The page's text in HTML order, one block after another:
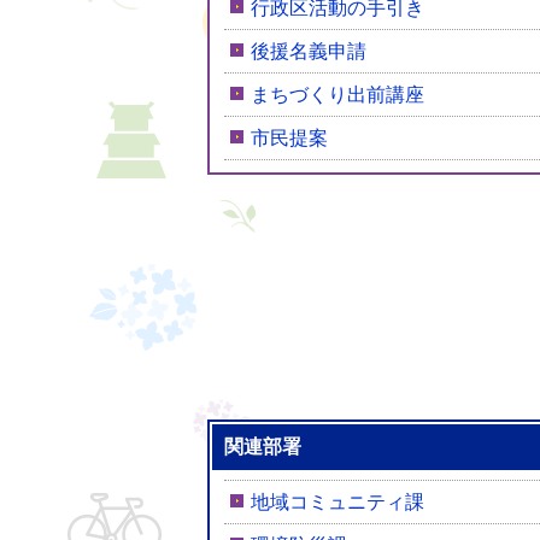
行政区活動の手引き
後援名義申請
まちづくり出前講座
市民提案
関連部署
地域コミュニティ課